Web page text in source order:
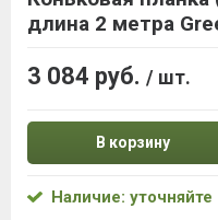
длина 2 метра
3 084 руб. / шт.
В корзину
Наличие: уточняйте